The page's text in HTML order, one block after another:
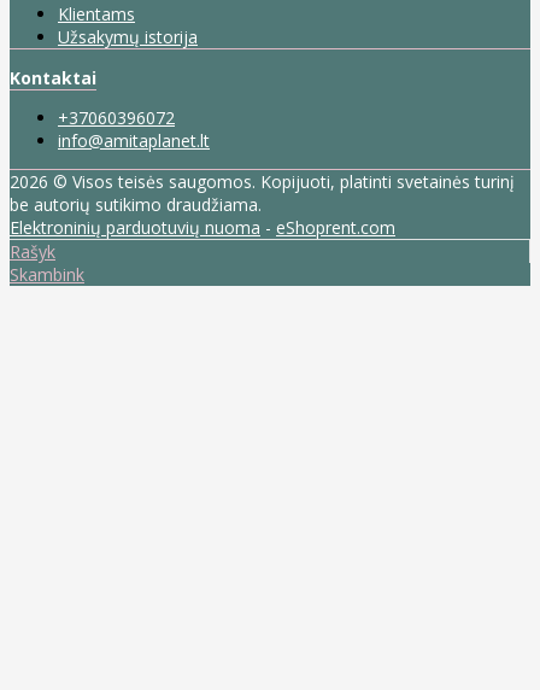
Klientams
Užsakymų istorija
Kontaktai
+37060396072
info@amitaplanet.lt
2026 © Visos teisės saugomos. Kopijuoti, platinti svetainės turinį
be autorių sutikimo draudžiama.
Elektroninių parduotuvių nuoma - eShoprent.com
Rašyk
Skambink